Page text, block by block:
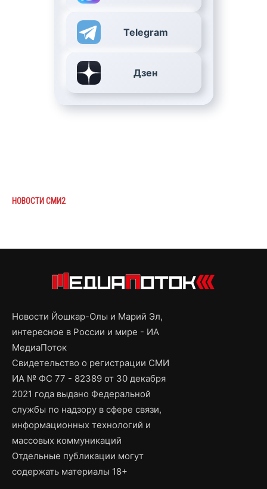
Telegram
Дзен
НОВОСТИ СМИ2
Новости Йошкар-Олы и Марий Эл,
интересное в России и мире - ИА
МедиаПоток
Свидетельство о регистрации СМИ
ИА № ФС 77 - 82389 от 30 декабря
2021 года выдано Федеральной
службы по надзору в сфере связи,
информационных технологий и
массовых коммуникаций
Отдельные публикации могут
содержать материалы 18+